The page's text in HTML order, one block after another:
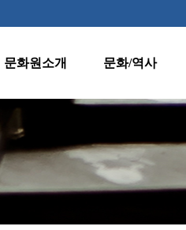
문화원소개
인사말
연혁
오시는길
문화/역사
지명
문화유산
문화자료실